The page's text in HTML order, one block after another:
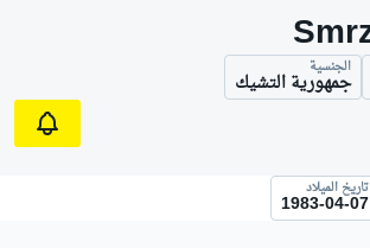
الجنسية
جمهورية التشيك
تاريخ الميلاد
1983-04-07